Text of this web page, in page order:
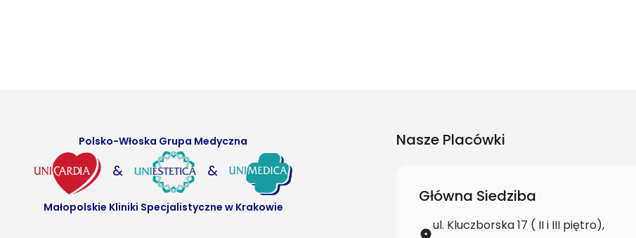
Polsko-Włoska Grupa Medyczna
& &
Małopolskie Kliniki Specjalistyczne w Krakowie
Nasze Placówki
Główna Siedziba
ul. Kluczborska 17 ( II i III piętro),